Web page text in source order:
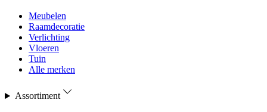
Meubelen
Raamdecoratie
Verlichting
Vloeren
Tuin
Alle merken
Assortiment